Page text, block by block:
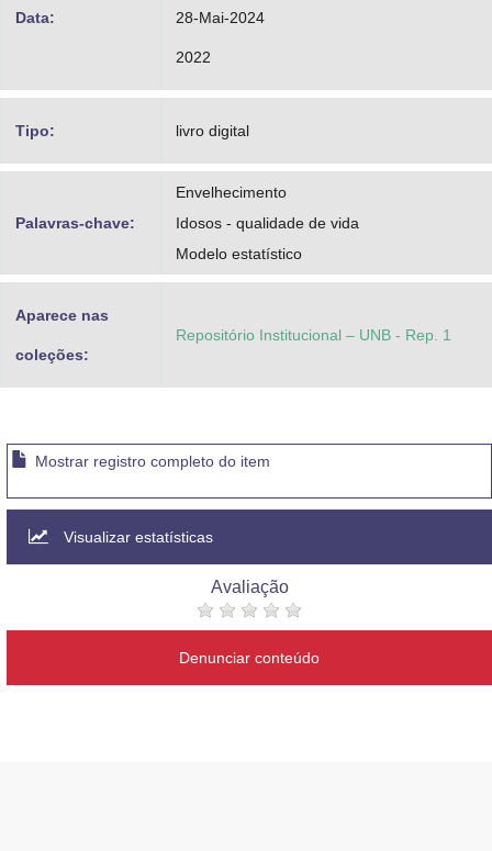
Data: 28-Mai-2024
2022
Tipo: livro digital
Palavras-chave:
Envelhecimento
Idosos - qualidade de vida
Modelo estatístico
Aparece nas
coleções:
Repositório Institucional – UNB - Rep. 1
Mostrar registro completo do item
Visualizar estatísticas
Avaliação
Denunciar conteúdo